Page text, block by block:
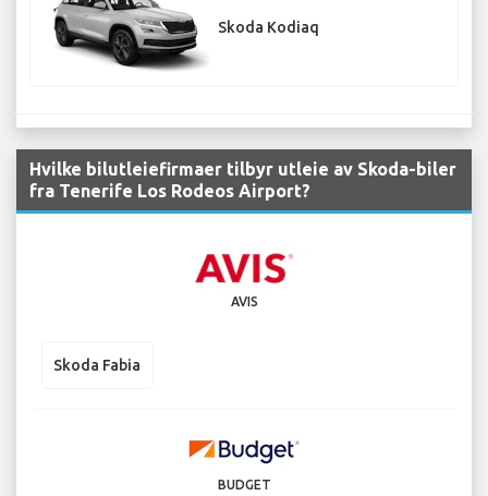
Skoda Kodiaq
Hvilke bilutleiefirmaer tilbyr utleie av Skoda-biler
fra Tenerife Los Rodeos Airport?
AVIS
Skoda Fabia
BUDGET